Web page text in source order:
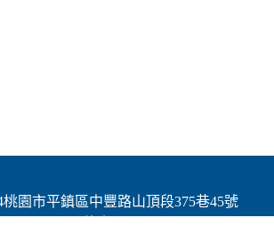
園市平鎮區中豐路山頂段375巷45號